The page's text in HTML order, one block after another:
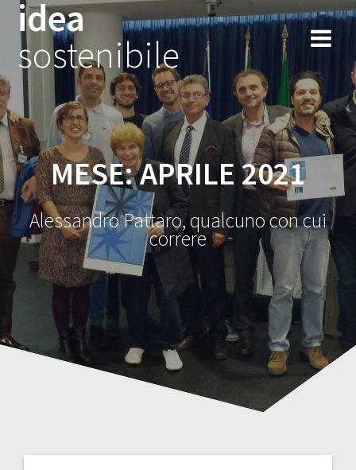
Salta
al
contenuto
idea
sostenibile
MESE:APRILE 2021
Alessandro Pattaro, qualcuno con cui
correre